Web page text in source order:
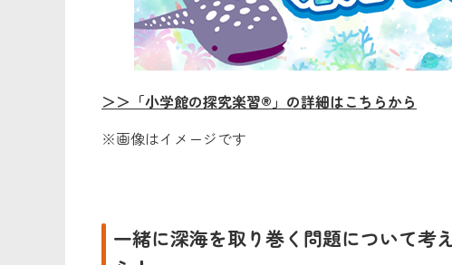
＞＞ 「小学館の探究楽習®」の詳細はこちらから
※画像はイメージです
一緒に深海を取り巻く問題について考